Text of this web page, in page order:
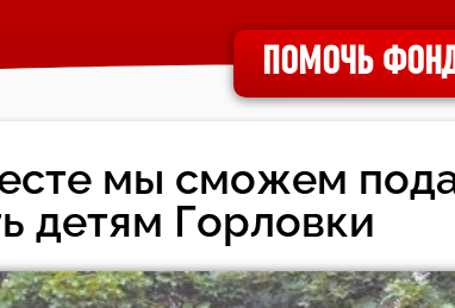
ПОМОЧЬ
мы сможем
детям Горловки